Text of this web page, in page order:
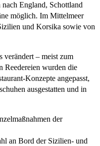
nach England, Schottland
möglich. Im Mittelmeer
und Korsika sowie von
verändert – meist zum
Reedereien wurden die
Konzepte angepasst,
ausgestatten und in
der
an Bord der Sizilien- und